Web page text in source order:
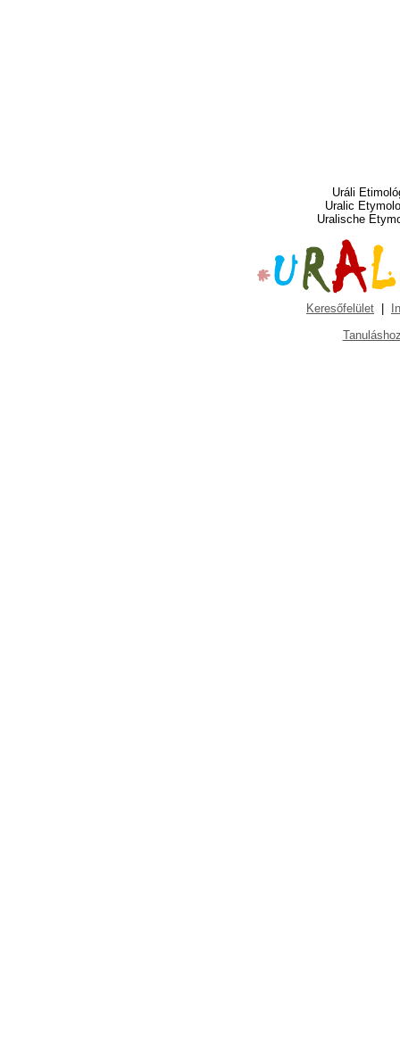
Uráli
Uralic
Uralische
Keresőfelület